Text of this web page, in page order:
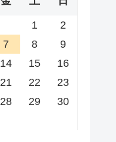
1
2
7 8
9
14 15
16
21 22
23
28 29
30